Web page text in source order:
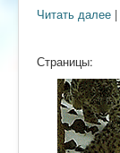
Читать далее |
Страницы: